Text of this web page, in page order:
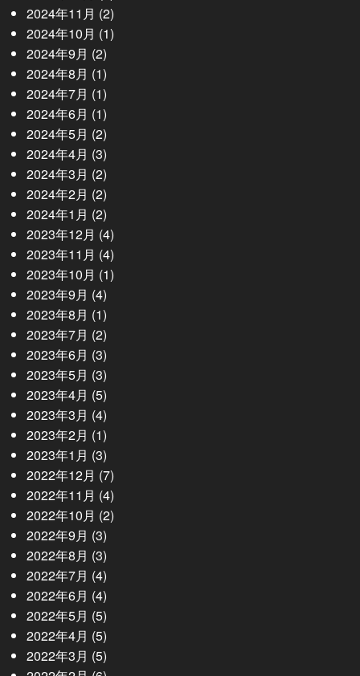
2024年11月 (2)
2024年10月 (1)
2024年9月 (2)
2024年8月 (1)
2024年7月 (1)
2024年6月 (1)
2024年5月 (2)
2024年4月 (3)
2024年3月 (2)
2024年2月 (2)
2024年1月 (2)
2023年12月 (4)
2023年11月 (4)
2023年10月 (1)
2023年9月 (4)
2023年8月 (1)
2023年7月 (2)
2023年6月 (3)
2023年5月 (3)
2023年4月 (5)
2023年3月 (4)
2023年2月 (1)
2023年1月 (3)
2022年12月 (7)
2022年11月 (4)
2022年10月 (2)
2022年9月 (3)
2022年8月 (3)
2022年7月 (4)
2022年6月 (4)
2022年5月 (5)
2022年4月 (5)
2022年3月 (5)